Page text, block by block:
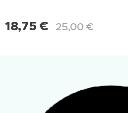
18,75 € 25,00€